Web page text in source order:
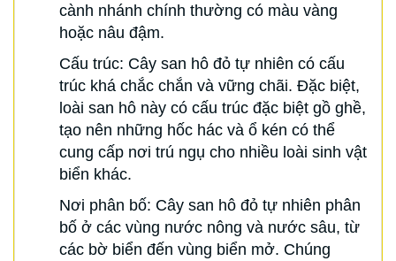
cành nhánh chính thường có màu vàng
hoặc nâu đậm.
Cấu trúc: Cây san hô đỏ tự nhiên có cấu
trúc khá chắc chắn và vững chãi. Đặc biệt,
loài san hô này có cấu trúc đặc biệt gồ ghề,
tạo nên những hốc hác và ổ kén có thể
cung cấp nơi trú ngụ cho nhiều loài sinh vật
biển khác.
Nơi phân bố: Cây san hô đỏ tự nhiên phân
bố ở các vùng nước nông và nước sâu, từ
các bờ biển đến vùng biển mở. Chúng